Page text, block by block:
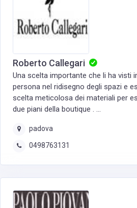
Roberto Callegari
Una scelta importante che li ha visti
persona nel ridisegno degli spazi e
scelta meticolosa dei materiali per
due piani della boutique . ...
padova
0498763131